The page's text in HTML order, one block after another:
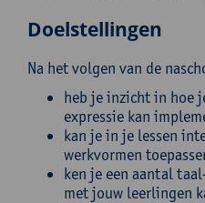
Doelstellingen
Na het volgen van de
heb je inzicht in hoe
expressie kan
kan je in je lessen
werkvormen
ken je een aantal
met jouw leerlingen